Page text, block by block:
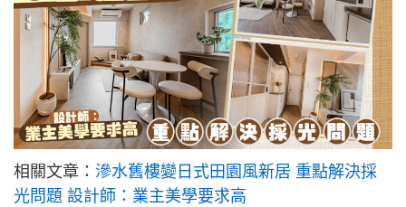
相關文章： 滲水舊樓變日式田園風新居 重點解決採
光問題 設計師：業主美學要求高